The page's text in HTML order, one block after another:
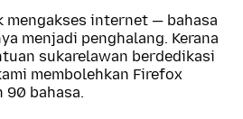
mengakses internet — bahasa
menjadi penghalang. Kerana
sukarelawan berdedikasi
membolehkan Firefox
90 bahasa.